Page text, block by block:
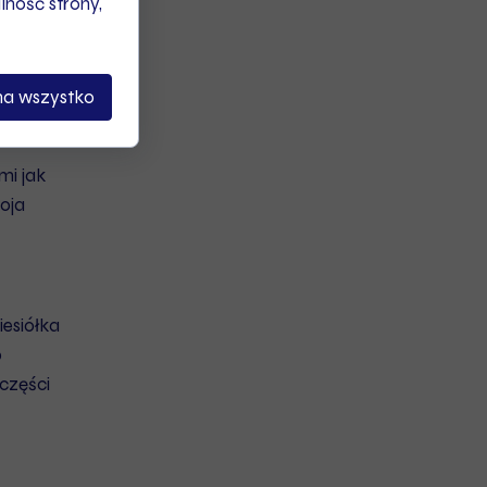
jak
wszystko